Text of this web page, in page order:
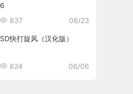
6
06/23
837
SD快打旋风（汉化版）
06/06
824